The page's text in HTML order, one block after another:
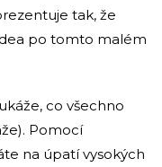
tak, že
po tomto malém
co všechno
Pomocí
na úpatí vysokých